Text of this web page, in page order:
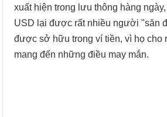
xuất hiện trong lưu thông hàng
USD lại được rất nhiều người "săn
được sở hữu trong ví tiền, vì họ cho
mang đến những điều may mắn.